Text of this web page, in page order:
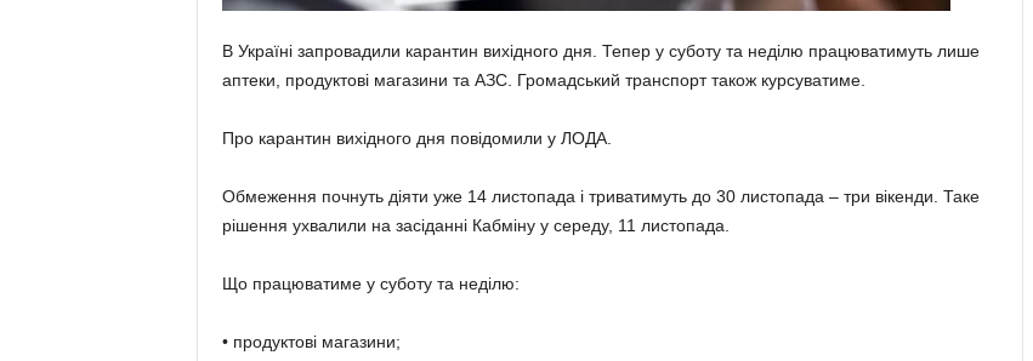
В Україні запровадили карантин вихідного дня. Тепер у суботу та неділю працюватимуть лише
аптеки, продуктові магазини та АЗС. Громадський транспорт також курсуватиме.
Про карантин вихідного дня повідомили у ЛОДА.
Обмеження почнуть діяти уже 14 листопада і триватимуть до 30 листопада – три вікенди. Таке
рішення ухвалили на засіданні Кабміну у середу, 11 листопада.
Що працюватиме у суботу та неділю:
• продуктові магазини;